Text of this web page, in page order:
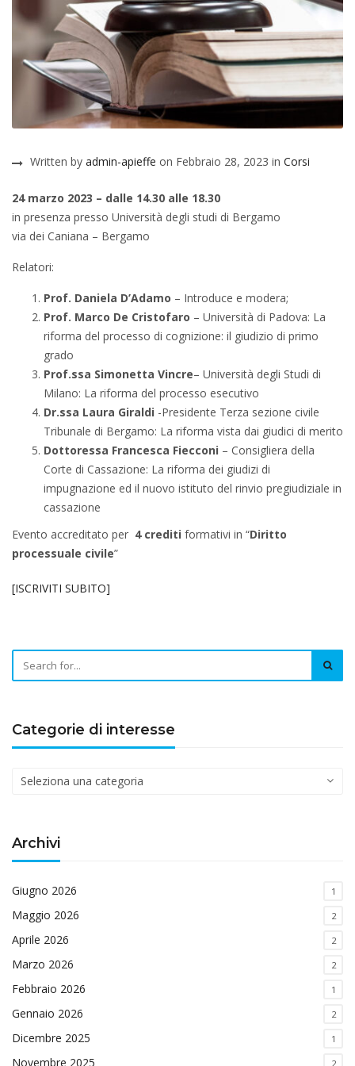
Written by admin-apieffe on Febbraio 28, 2023 in Corsi
24 marzo 2023 – dalle 14.30 alle 18.30
in presenza presso Università degli studi di Bergamo
via dei Caniana – Bergamo
Relatori:
Prof. Daniela D’Adamo – Introduce e modera;
Prof. Marco De Cristofaro – Università di Padova: La
riforma del processo di cognizione: il giudizio di primo
grado
Prof.ssa Simonetta Vincre– Università degli Studi di
Milano: La riforma del processo esecutivo
Dr.ssa Laura Giraldi -Presidente Terza sezione civile
Tribunale di Bergamo: La riforma vista dai giudici di merito
Dottoressa Francesca Fiecconi – Consigliera della
Corte di Cassazione: La riforma dei giudizi di
impugnazione ed il nuovo istituto del rinvio pregiudiziale in
cassazione
Evento accreditato per 4 crediti formativi in “Diritto
processuale civile”
[ISCRIVITI SUBITO]
Categorie di interesse
Categorie
Archivi
Giugno 2026 1
Maggio 2026 2
Aprile 2026 2
Marzo 2026 2
Febbraio 2026 1
Gennaio 2026 2
Dicembre 2025 1
Novembre 2025 2